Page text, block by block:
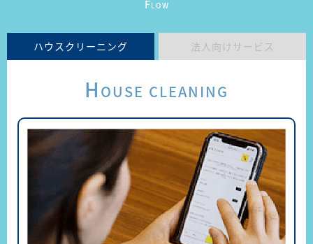
FLOW
ハウスクリーニング 法人向けサービス
H OUSE CLEANING